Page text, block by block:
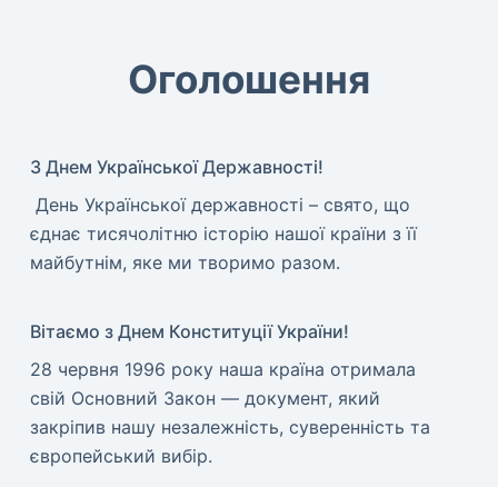
Оголошення
З Днем Української Державності!
​ День Української державності – свято, що
єднає тисячолітню історію нашої країни з її
майбутнім, яке ми творимо разом.
Вітаємо з Днем Конституції України!
​28 червня 1996 року наша країна отримала
свій Основний Закон — документ, який
закріпив нашу незалежність, суверенність та
європейський вибір.